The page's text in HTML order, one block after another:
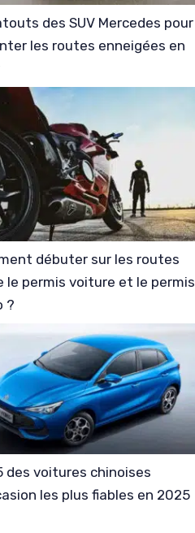
des SUV Mercedes pour
les routes enneigées en
débuter sur les routes
le permis voiture et le permis
?
des voitures chinoises
les plus fiables en 2025